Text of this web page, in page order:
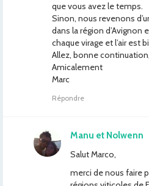
que vous avez le temps.
Sinon, nous revenons
dans la région d’Avignon
chaque virage et l’air est
Allez, bonne
Amicalement
Marc
Répondre
Manu et Nolwenn
Salut Marco,
merci de nous faire